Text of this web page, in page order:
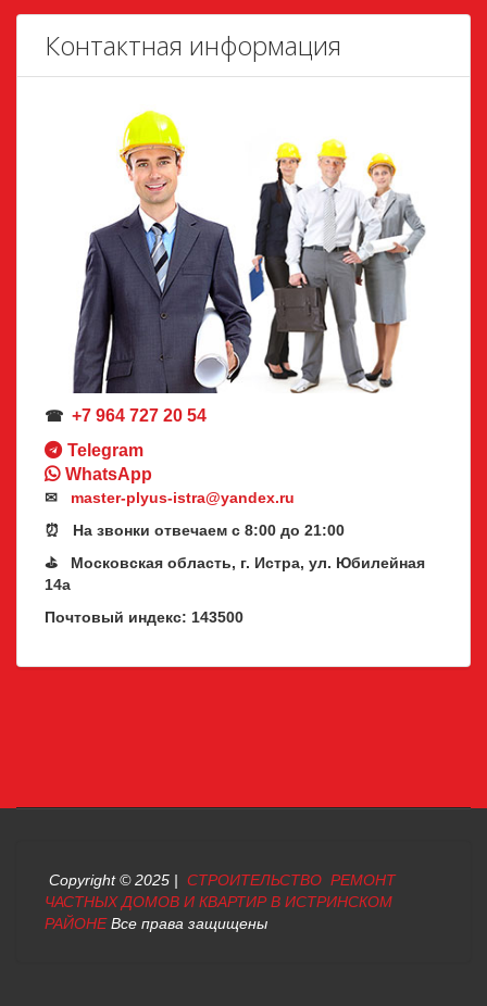
Контактная информация
☎ +7 964 727 20 54
Telegram
WhatsApp
✉ master-plyus-istra@yandex.ru
⏰ На звонки отвечаем с 8:00 до 21:00
⛳ Московская область, г. Истра, ул. Юбилейная
14а
Почтовый индекс: 143500
Copyright © 2025 | СТРОИТЕЛЬСТВО РЕМОНТ
ЧАСТНЫХ ДОМОВ И КВАРТИР В ИСТРИНСКОМ
РАЙОНЕВсе права защищены